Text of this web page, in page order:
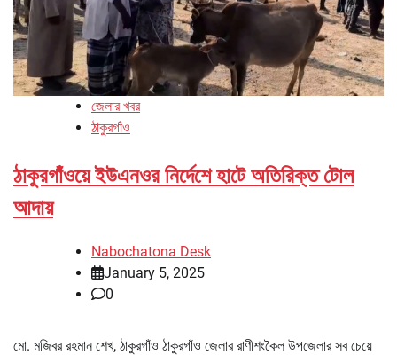
জেলার খবর
ঠাকুরগাঁও
ঠাকুরগাঁওয়ে ইউএনওর নির্দেশে হাটে অতিরিক্ত টোল
আদায়
Nabochatona Desk
January 5, 2025
0
মো. মজিবর রহমান শেখ, ঠাকুরগাঁও ঠাকুরগাঁও জেলার রাণীশংকৈল উপজেলার সব চেয়ে